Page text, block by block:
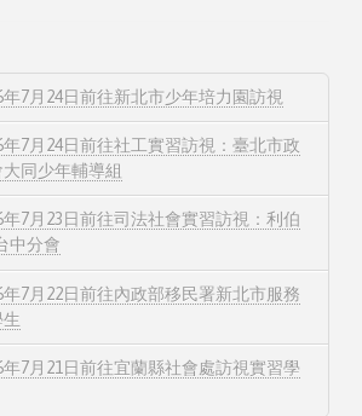
7月24日前往新北市少年培力園訪視
7月24日前往社工實習訪視：臺北市政
同少年輔導組
7月23日前往司法社會實習訪視：利伯
中分會
7月22日前往內政部移民署新北市服務
7月21日前往宜蘭縣社會處訪視實習學